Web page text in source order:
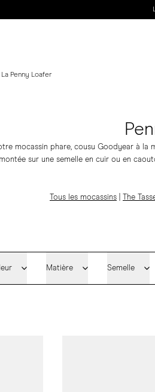
La Penny Loafer
mocassin phare, cousu Goodyear à la
montée sur une semelle en cuir ou en
Tous les mocassins The
Matière Semelle